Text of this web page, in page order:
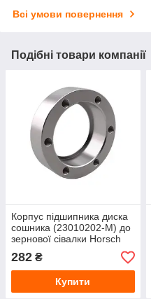
Всі умови повернення
Подібні товари компанії
Корпус підшипника диска
сошника (23010202-M) до
зернової сівалки Horsch
від MayerPro
282 ₴
Купити